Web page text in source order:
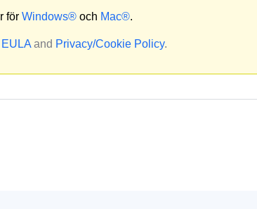
för Windows®och Mac®.
EULA and Privacy/Cookie Policy.